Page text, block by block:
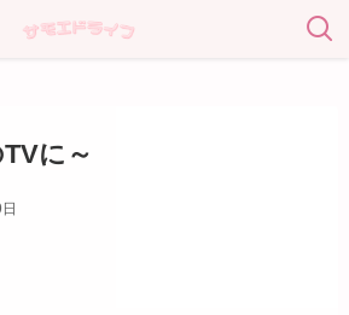
に～